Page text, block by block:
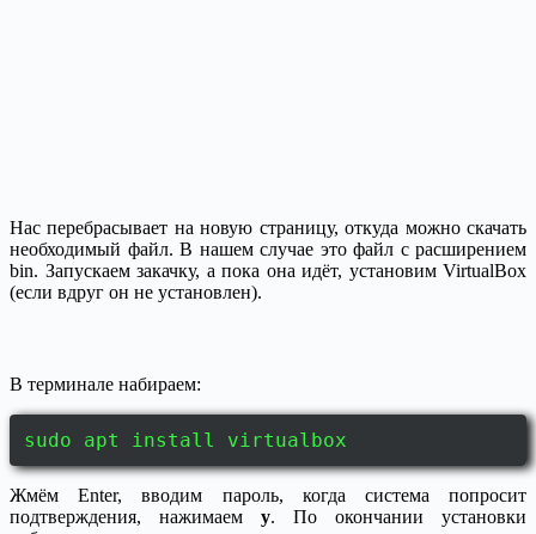
Нас перебрасывает на новую страницу, откуда можно скачать
необходимый файл. В нашем случае это файл с расширением
bin. Запускаем закачку, а пока она идёт, установим VirtualBox
(если вдруг он не установлен).
В терминале набираем:
sudo apt install virtualbox
Жмём Enter, вводим пароль, когда система попросит
подтверждения, нажимаем y. По окончании установки